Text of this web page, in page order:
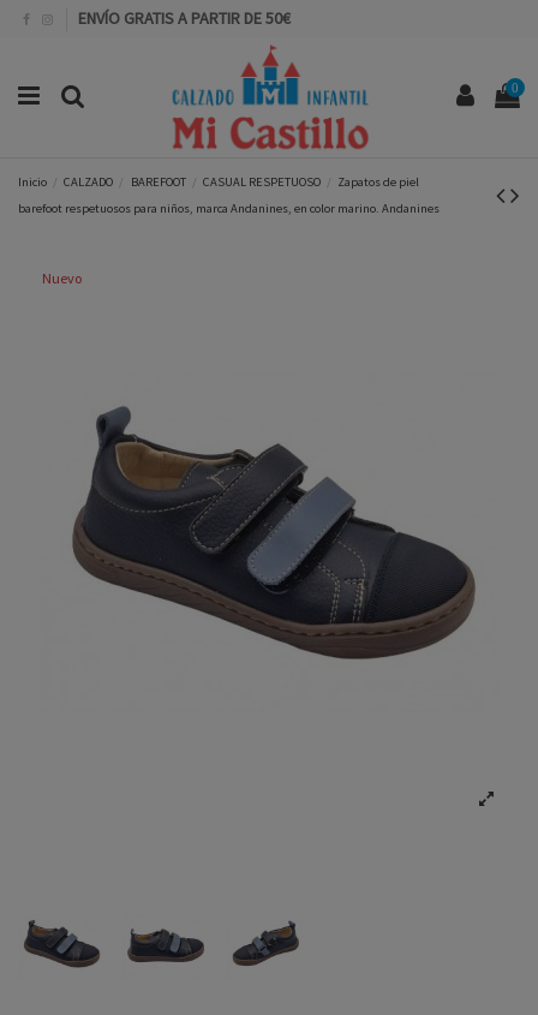
ENVÍO GRATIS A PARTIR DE 50€
0
Inicio CALZADO BAREFOOT CASUAL RESPETUOSO
Zapatos de piel
barefoot respetuosos para niños, marca Andanines, en color marino. Andanines
Nuevo